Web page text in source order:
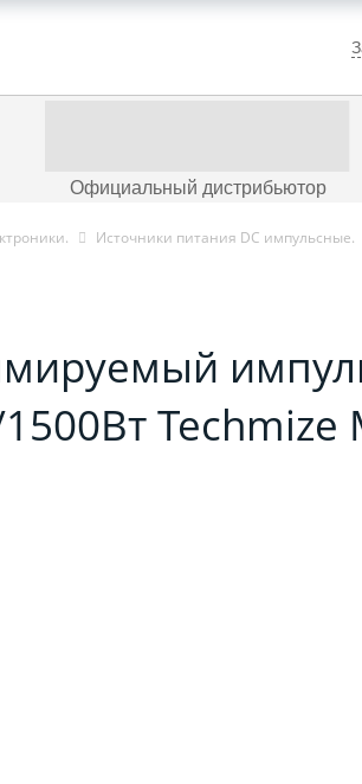
Официальный дистрибьютор
Источники питания DC импульсные.
Techmize